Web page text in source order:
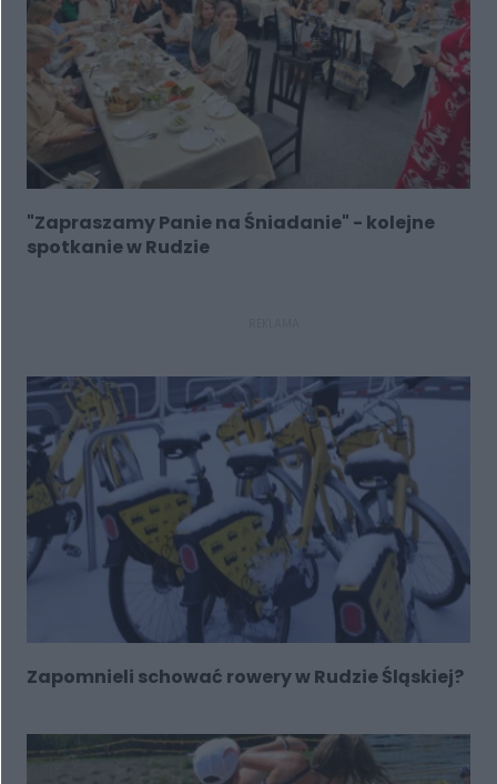
"Zapraszamy Panie na Śniadanie" - kolejne
spotkanie w Rudzie
Zapomnieli schować rowery w Rudzie Śląskiej?